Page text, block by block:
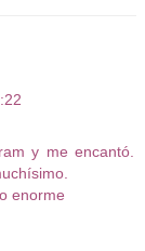
y me encantó.
enorme